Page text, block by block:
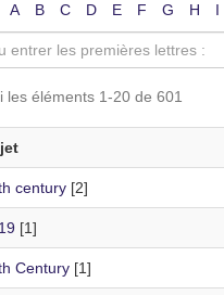
A B C D E F G H I
les éléments 1-20 de 601
century[2]
[1]
Century[1]